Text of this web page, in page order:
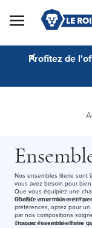
Skip to Content
Profitez de
Nos ensembles literie sont
vous avez besoin pour
Que vous équipiez une
90x190, vous trouverez
Chaque ensemble a été
préférences, optez pour
par nos compositions
chaque ensemble affiche
Trouvez l'ensemble literie